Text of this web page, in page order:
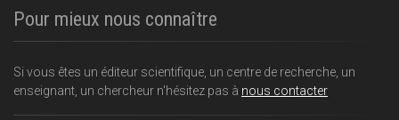
Pour mieux nous connaître
Si vous êtes un éditeur scientifique, un centre de recherche, un
enseignant, un chercheur n'hésitez pas à nous contacter